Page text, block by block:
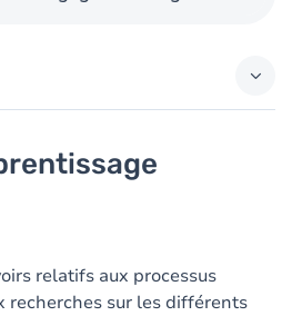
relatifs aux processus
recherches sur les différents